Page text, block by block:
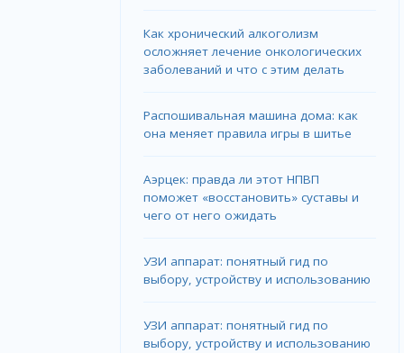
Как хронический алкоголизм
осложняет лечение онкологических
заболеваний и что с этим делать
Распошивальная машина дома: как
она меняет правила игры в шитье
Аэрцек: правда ли этот НПВП
поможет «восстановить» суставы и
чего от него ожидать
УЗИ аппарат: понятный гид по
выбору, устройству и использованию
УЗИ аппарат: понятный гид по
выбору, устройству и использованию